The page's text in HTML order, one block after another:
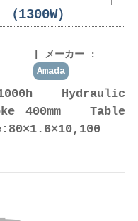
1300W）
メーカー :
Amada
Hydraulic
400mm Table